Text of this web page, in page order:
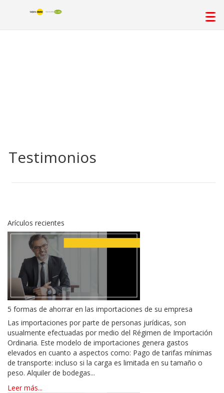
Testimonios
Arículos recientes
5 formas de ahorrar en las importaciones de su empresa
Las importaciones por parte de personas jurídicas, son
usualmente efectuadas por medio del Régimen de Importación
Ordinaria. Este modelo de importaciones genera gastos
elevados en cuanto a aspectos como: Pago de tarifas mínimas
de transporte: incluso si la carga es limitada en su tamaño o
peso. Alquiler de bodegas...
Leer más...